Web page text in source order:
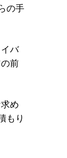
の手
バ
前
め
もり